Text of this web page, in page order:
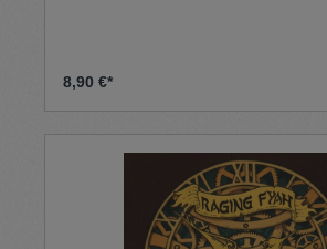
8,90 €*